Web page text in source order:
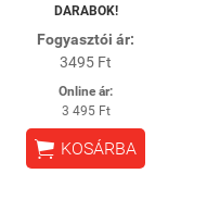
DARABOK!
Fogyasztói ár:
3495 Ft
Online ár:
3 495 Ft
 KOSÁRBA